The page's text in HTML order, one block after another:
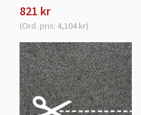
821 kr
(Ord. pris: 4,104 kr)